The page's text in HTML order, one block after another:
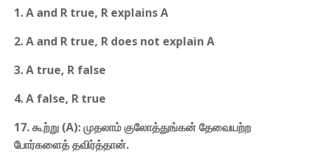
1. A and R true, R explains A
2. A and R true, R does not explain A
3. A true, R false
4. A false, R true
17. கூற்று (A): முதலாம் குலோத்துங்கன் தேவையற்ற
போர்களைத் தவிர்த்தான்.